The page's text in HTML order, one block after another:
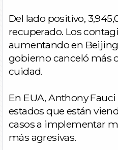
Del lado positivo,
recuperado. Los
aumentando en Beijing,
gobierno canceló más
cuidad.
En EUA, Anthony
estados que están
casos a implementar
más agresivas.